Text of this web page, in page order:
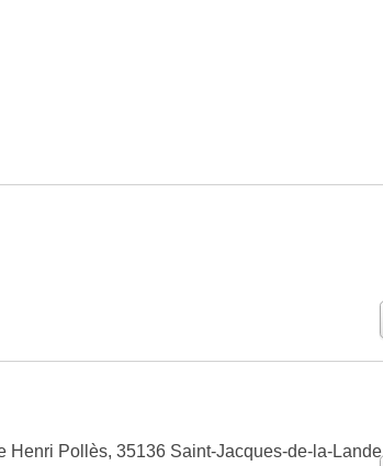
Henri Pollès, 35136 Saint-Jacques-de-la-Lande